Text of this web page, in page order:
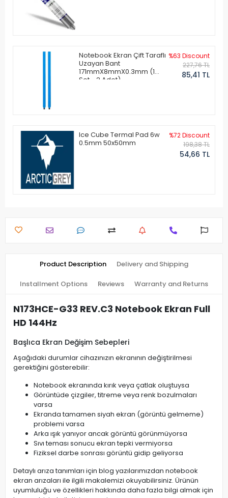
Notebook Ekran Çift Taraflı
Uzayan Bant
171mmX8mmX0.3mm (1
Set - 2 Adet)
%63 Discount
227,76 TL
85,41 TL
Ice Cube Termal Pad 6w
0.5mm 50x50mm
%72 Discount
198,38 TL
54,66 TL
Product Description Delivery and Shipping
Installment Options Reviews Warranty and Returns
N173HCE-G33 REV.C3 Notebook Ekran Full
HD 144Hz
Başlıca Ekran Değişim Sebepleri
Aşağıdaki durumlar cihazınızın ekranının değiştirilmesi
gerektiğini gösterebilir:
Notebook ekranında kırık veya çatlak oluştuysa
Görüntüde çizgiler, titreme veya renk bozulmaları
varsa
Ekranda tamamen siyah ekran (görüntü gelmeme)
problemi varsa
Arka ışık yanıyor ancak görüntü görünmüyorsa
Sıvı teması sonucu ekran tepki vermiyorsa
Fiziksel darbe sonrası görüntü gidip geliyorsa
Detaylı arıza tanımları için blog yazılarımızdan notebook
ekran arızaları ile ilgili makalemizi okuyabilirsiniz. Ürünün
uyumluluğu ve özellikleri hakkında daha fazla bilgi almak için